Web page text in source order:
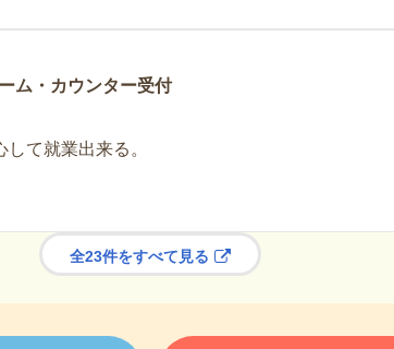
ム・カウンター受付
て就業出来る。
全23件をすべて見る